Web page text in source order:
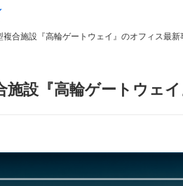
複合施設『高輪ゲートウェイ』のオフィス最新
施設『高輪ゲートウェ